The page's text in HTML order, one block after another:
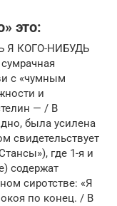
это:
Я КОГО-НИБУДЬ
с «чумным
и
— / В
была усилена
свидетельствует
где 1-я и
содержат
сиротстве: «Я
по конец. / В